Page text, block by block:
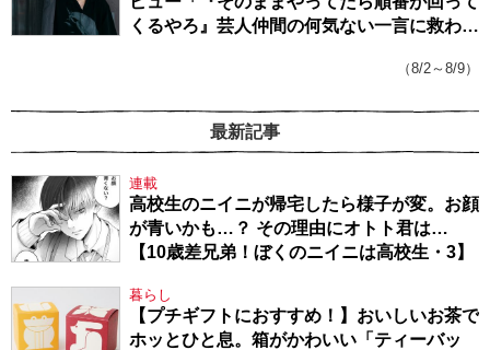
くるやろ』芸人仲間の何気ない一言に救われ
（8/2～8/9）
最新記事
連載
高校生のニイニが帰宅したら様子が変。お顔
が青いかも…？ その理由にオトト君は…
【10歳差兄弟！ぼくのニイニは高校生・3】
暮らし
【プチギフトにおすすめ！】おいしいお茶で
ホッとひと息。箱がかわいい「ティーバッ